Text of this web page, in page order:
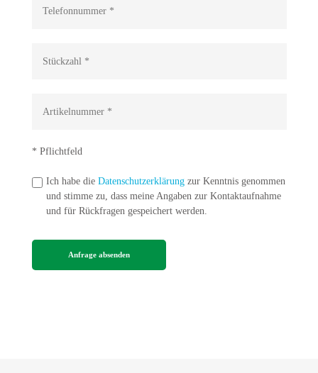
* Pflichtfeld
Ich habe die Datenschutzerklärungzur Kenntnis genommen
und stimme zu, dass meine Angaben zur Kontaktaufnahme
und für Rückfragen gespeichert werden.